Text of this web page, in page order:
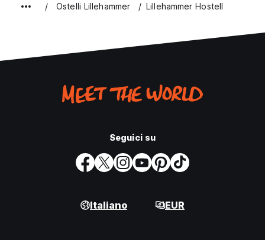
Ostelli Lillehammer Lillehammer Hostell
Seguici su
Italiano EUR